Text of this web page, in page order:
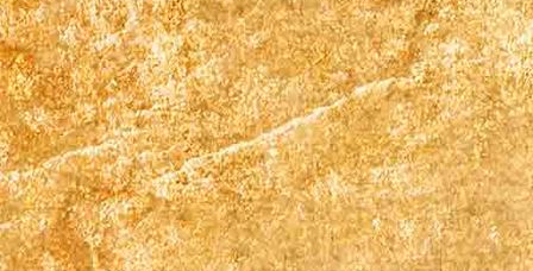
669330060_1269656018677749_6182401271495883069_n